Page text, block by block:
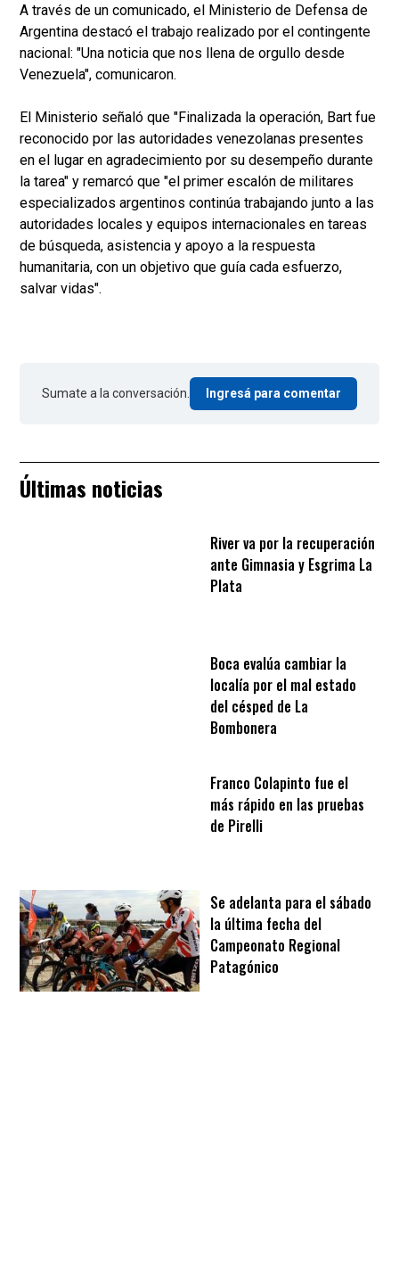
A través de un comunicado, el Ministerio de Defensa de
Argentina destacó el trabajo realizado por el contingente
nacional: "Una noticia que nos llena de orgullo desde
Venezuela", comunicaron.
El Ministerio señaló que "Finalizada la operación, Bart fue
reconocido por las autoridades venezolanas presentes
en el lugar en agradecimiento por su desempeño durante
la tarea" y remarcó que "el primer escalón de militares
especializados argentinos continúa trabajando junto a las
autoridades locales y equipos internacionales en tareas
de búsqueda, asistencia y apoyo a la respuesta
humanitaria, con un objetivo que guía cada esfuerzo,
salvar vidas".
Sumate a la conversación. Ingresá para comentar
Últimas noticias
River va por la recuperación
ante Gimnasia y Esgrima La
Plata
Boca evalúa cambiar la
localía por el mal estado
del césped de La
Bombonera
Franco Colapinto fue el
más rápido en las pruebas
de Pirelli
Se adelanta para el sábado
la última fecha del
Campeonato Regional
Patagónico